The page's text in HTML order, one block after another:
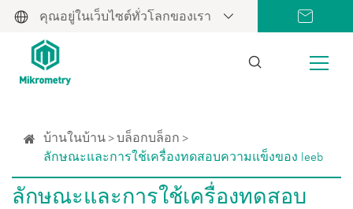
คุณอยู่ในเว็บไซต์ทั่วโลกของเรา
บ้านในบ้าน
บล็อกบล็อก
ลักษณะและการใช้เครื่องทดสอบความแข็งของ leeb
ลักษณะและการใช้เครื่องทดสอบ